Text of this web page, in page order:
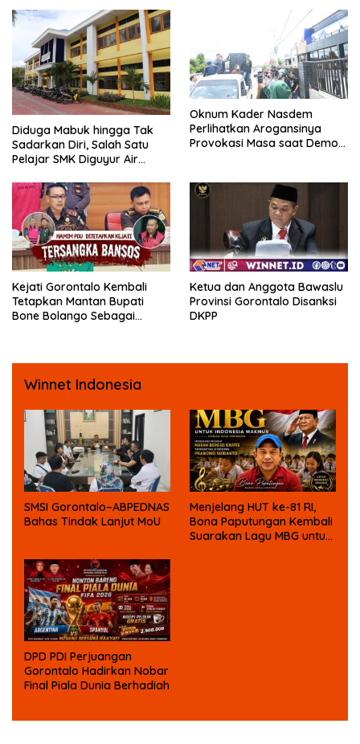
Diduga Mabuk hingga Tak
Sadarkan Diri, Salah Satu
Pelajar SMK Diguyur Air
Fisik oleh Beberapa
Temannya
Oknum Kader Nasdem
Perlihatkan Arogansinya
Provokasi Masa saat Demo
Kejati Gorontalo Kembali
Tetapkan Mantan Bupati
Bone Bolango Sebagai
Ketua dan Anggota Bawaslu
Provinsi Gorontalo Disanksi
DKPP
Winnet Indonesia
SMSI Gorontalo–ABPEDNAS
Bahas Tindak Lanjut MoU
Menjelang HUT ke-81 RI,
Bona Paputungan Kembali
Suarakan Lagu MBG untuk
DPD PDI Perjuangan
Gorontalo Hadirkan Nobar
Final Piala Dunia Berhadiah